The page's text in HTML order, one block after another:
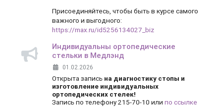
Присоединяйтесь, чтобы быть в курсе самого
важного и выгодного:
https://max.ru/id5256134027_biz
Индивидуальны ортопедические
стельки в Медлэнд
01.02.2026
Открыта запись на диагностику стопы и
изготовление индивидуальных
ортопедических стелек!
Запись по телефону 215-70-10 или по ссылке